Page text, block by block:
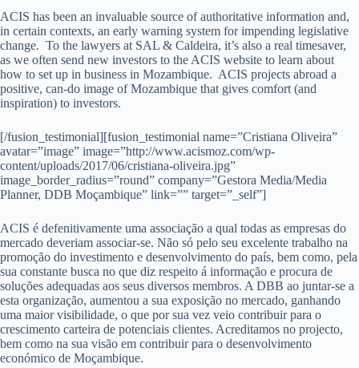
ACIS has been an invaluable source of authoritative information and,
in certain contexts, an early warning system for impending legislative
change. To the lawyers at SAL & Caldeira, it’s also a real timesaver,
as we often send new investors to the ACIS website to learn about
how to set up in business in Mozambique. ACIS projects abroad a
positive, can-do image of Mozambique that gives comfort (and
inspiration) to investors.
[/fusion_testimonial][fusion_testimonial name=”Cristiana Oliveira”
avatar=”image” image=”http://www.acismoz.com/wp-
content/uploads/2017/06/cristiana-oliveira.jpg”
image_border_radius=”round” company=”Gestora Media/Media
Planner, DDB Moçambique” link=”” target=”_self”]
ACIS é defenitivamente uma associação a qual todas as empresas do
mercado deveriam associar-se. Não só pelo seu excelente trabalho na
promoção do investimento e desenvolvimento do país, bem como, pela
sua constante busca no que diz respeito á informação e procura de
soluções adequadas aos seus diversos membros. A DBB ao juntar-se a
esta organização, aumentou a sua exposição no mercado, ganhando
uma maior visibilidade, o que por sua vez veio contribuir para o
crescimento carteira de potenciais clientes. Acreditamos no projecto,
bem como na sua visão em contribuir para o desenvolvimento
económico de Moçambique.